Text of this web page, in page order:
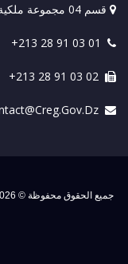
قسم 04 مجموعة ملكية 788 منطقة النشاط عمارة الشراقة الجزائر،
+213 28 91 03 01
+213 28 91 03 02
جميع الحقوق محفوظة © 2026 Tous droits réservés All Rights Reserved. CREG